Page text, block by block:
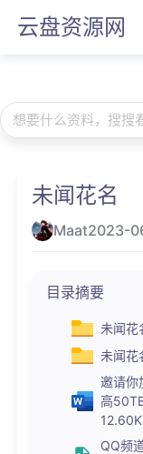
云盘资源网
想要什么资料，搜搜
未闻花名
Maat2023-
目录摘要
未闻花
未闻花
邀请你
高
QQ频